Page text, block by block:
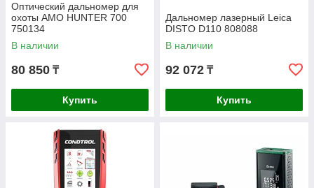
Оптический дальномер для
охоты AMO HUNTER 700
750134
В наличии
80 850 ₸
Купить
Дальномер лазерный Leica
DISTO D110 808088
В наличии
92 072 ₸
Купить